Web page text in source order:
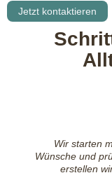
Jetzt kontaktieren
Wir starten
Wünsche und
erstellen